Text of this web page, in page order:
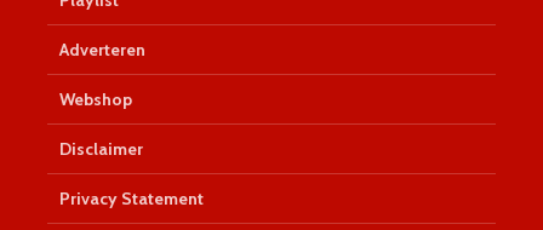
Adverteren
Webshop
Disclaimer
Privacy Statement